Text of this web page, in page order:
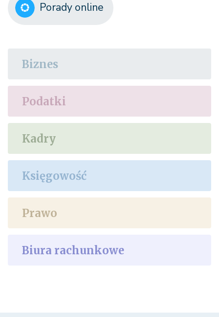
Porady online
Biznes
Podatki
Kadry
Księgowość
Prawo
Biura rachunkowe